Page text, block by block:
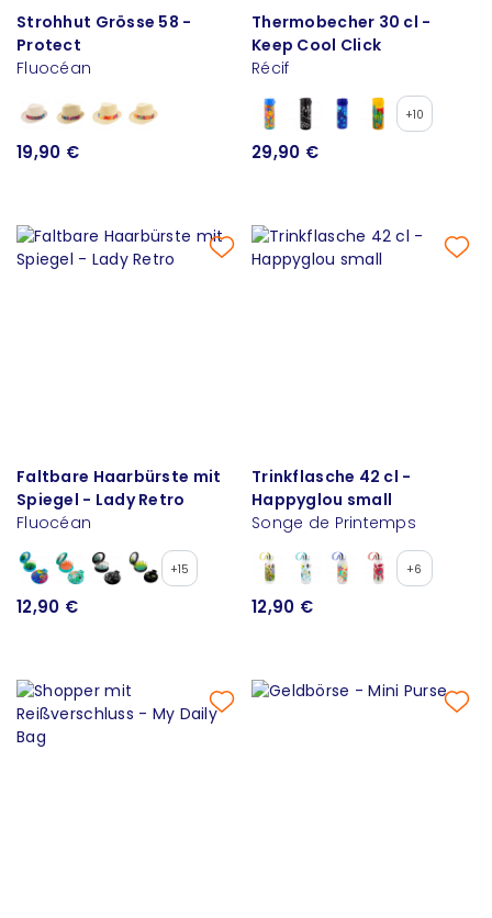
Strohhut Grösse 58 -
Protect
Fluocéan
19,90 €
Thermobecher 30 cl -
Keep Cool Click
Récif
+10
29,90 €
Faltbare Haarbürste mit
Spiegel - Lady Retro
Fluocéan
+15
12,90 €
Trinkflasche 42 cl -
Happyglou small
Songe de Printemps
+6
12,90 €